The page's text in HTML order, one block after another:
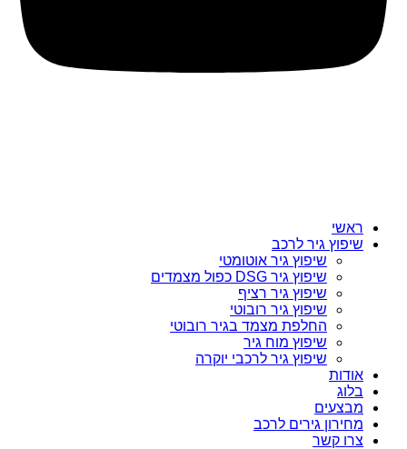
ראשי
שיפוץ גיר לרכב
שיפוץ גיר אוטומטי
שיפוץ גיר DSG כפול מצמדים
שיפוץ גיר רציף
שיפוץ גיר רובוטי
החלפת מצמד בגיר רובוטי
שיפוץ מוח גיר
שיפוץ גיר לרכבי יוקרה
אודות
בלוג
מבצעים
מחירון גירים לרכב
צרו קשר